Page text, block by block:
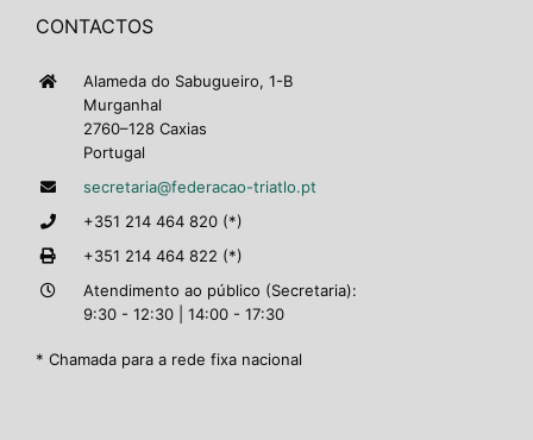
CONTACTOS
Alameda do Sabugueiro, 1-B
Murganhal
2760–128 Caxias
Portugal
secretaria@federacao-triatlo.pt
+351 214 464 820 (*)
+351 214 464 822 (*)
Atendimento ao público (Secretaria):
9:30 - 12:30 | 14:00 - 17:30
* Chamada para a rede fixa nacional